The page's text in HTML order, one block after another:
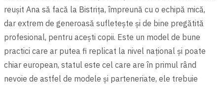
reuşit Ana să facă la Bistrița, împreună cu o echipă mică,
dar extrem de generoasă sufleteşte şi de bine pregătită
profesional, pentru aceşti copii. Este un model de bune
practici care ar putea fi replicat la nivel național şi poate
chiar european, statul este cel care are în primul rând
nevoie de astfel de modele şi parteneriate, ele trebuie